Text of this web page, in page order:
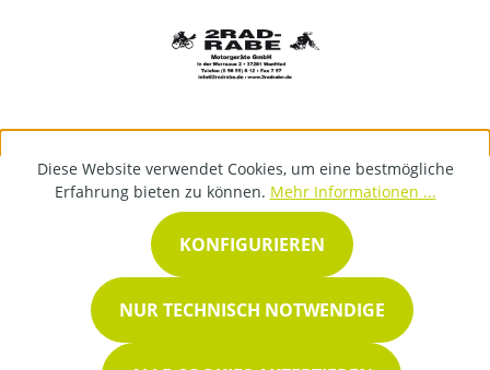
Diese Website verwendet Cookies, um eine bestmögliche
Erfahrung bieten zu können. Mehr Informationen ...
NUR TECHNISCH NOTWENDIGE
KONFIGURIEREN